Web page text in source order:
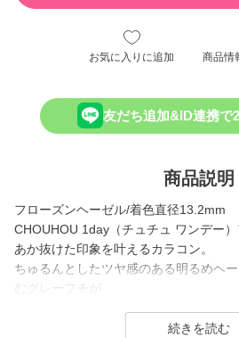
お気に入りに追加 商品情
友だち追加&ID連携で
商品説明
フローズンヘーゼル/着色直径13.2mm
CHOUHOU 1day（チュチュ ワンデー）
あか抜けた印象を叶えるカラコン。
ちゅるんとしたツヤ感のある明るめヘ
むグレーフチが